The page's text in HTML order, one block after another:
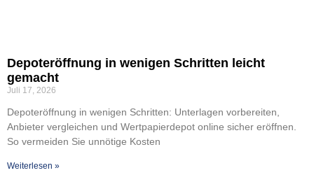
Depoter­öff­nung in weni­gen Schrit­ten leicht
gemacht
Juli 17, 2026
Depoter­öff­nung in weni­gen Schrit­ten: Unter­la­gen vor­be­rei­ten,
Anbie­ter ver­glei­chen und Wert­pa­pier­de­pot online sicher eröff­nen.
So ver­mei­den Sie unnö­ti­ge Kos­ten
Wei­ter­le­sen »